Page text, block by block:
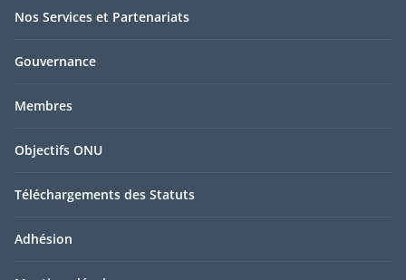
Nos Services et Partenariats
Gouvernance
Membres
Objectifs ONU
Téléchargements des Statuts
Adhésion